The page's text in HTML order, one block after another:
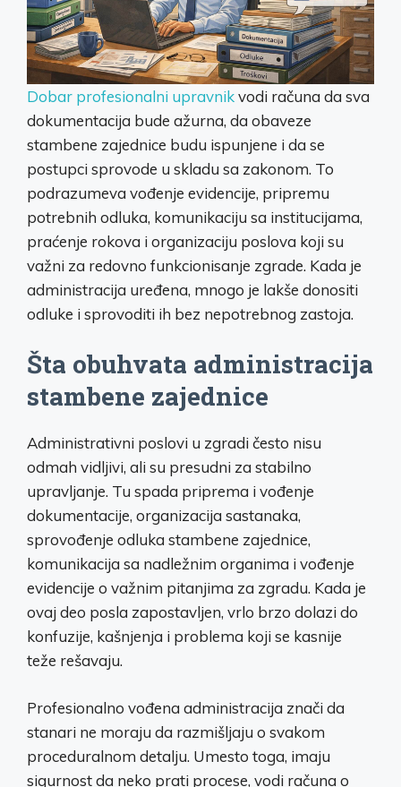
Dobar profesionalni upravnikvodi računa da sva
dokumentacija bude ažurna, da obaveze
stambene zajednice budu ispunjene i da se
postupci sprovode u skladu sa zakonom. To
podrazumeva vođenje evidencije, pripremu
potrebnih odluka, komunikaciju sa institucijama,
praćenje rokova i organizaciju poslova koji su
važni za redovno funkcionisanje zgrade. Kada je
administracija uređena, mnogo je lakše donositi
odluke i sprovoditi ih bez nepotrebnog zastoja.
Šta obuhvata administracija
stambene zajednice
Administrativni poslovi u zgradi često nisu
odmah vidljivi, ali su presudni za stabilno
upravljanje. Tu spada priprema i vođenje
dokumentacije, organizacija sastanaka,
sprovođenje odluka stambene zajednice,
komunikacija sa nadležnim organima i vođenje
evidencije o važnim pitanjima za zgradu. Kada je
ovaj deo posla zapostavljen, vrlo brzo dolazi do
konfuzije, kašnjenja i problema koji se kasnije
teže rešavaju.
Profesionalno vođena administracija znači da
stanari ne moraju da razmišljaju o svakom
proceduralnom detalju. Umesto toga, imaju
sigurnost da neko prati procese, vodi računa o